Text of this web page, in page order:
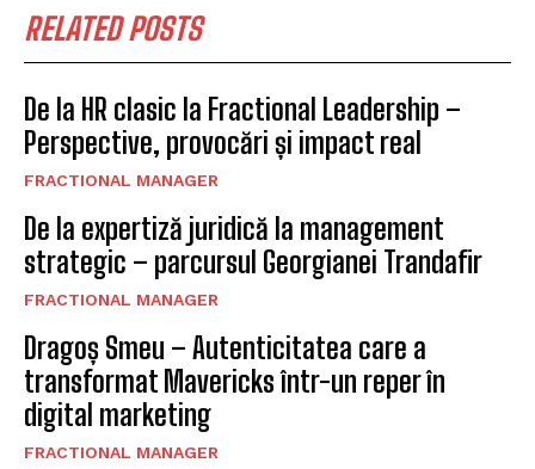
RELATED POSTS
De la HR clasic la Fractional Leadership –
Perspective, provocări și impact real
FRACTIONAL MANAGER
De la expertiză juridică la management
strategic – parcursul Georgianei Trandafir
FRACTIONAL MANAGER
Dragoș Smeu – Autenticitatea care a
transformat Mavericks într-un reper în
digital marketing
FRACTIONAL MANAGER